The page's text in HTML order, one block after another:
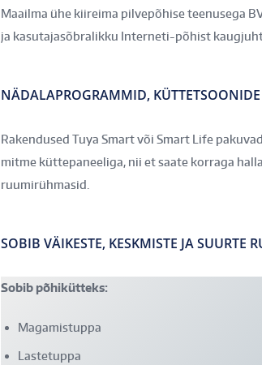
Maailma ühe kiireima pilvepõhise teenusega
ja kasutajasõbralikku Interneti-põhist
NÄDALAPROGRAMMID,
Rakendused Tuya Smart või Smart Life
mitme küttepaneeliga, nii et saate korraga
ruumirühmasid.
SOBIB VÄIKESTE, KESKMISTE JA SUURTE
Sobib põhikütteks:
Magamistuppa
Lastetuppa